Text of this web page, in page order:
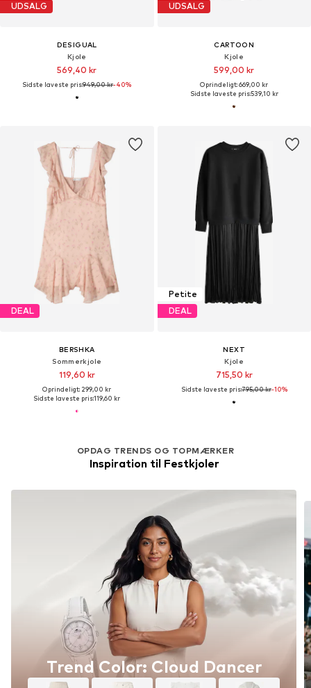
UDSALG
DESIGUAL
Kjole
569,40 kr
Sidste laveste pris:949,00 kr-40%
UDSALG
CARTOON
Kjole
599,00 kr
Oprindeligt: 669,00 kr
Sidste laveste pris:539,10 kr
DEAL
BERSHKA
Sommerkjole
119,60 kr
Oprindeligt: 299,00 kr
Sidste laveste pris:119,60 kr
OPDAG TRENDS OG TOPMÆRKER
Inspiration til Festkjoler
Trend Color: Cloud Dancer
Petite
DEAL
NEXT
Kjole
715,50 kr
Sidste laveste pris:795,00 kr-10%